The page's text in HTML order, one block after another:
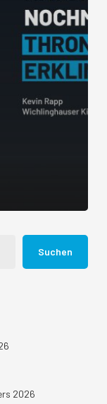
Suchen
2026